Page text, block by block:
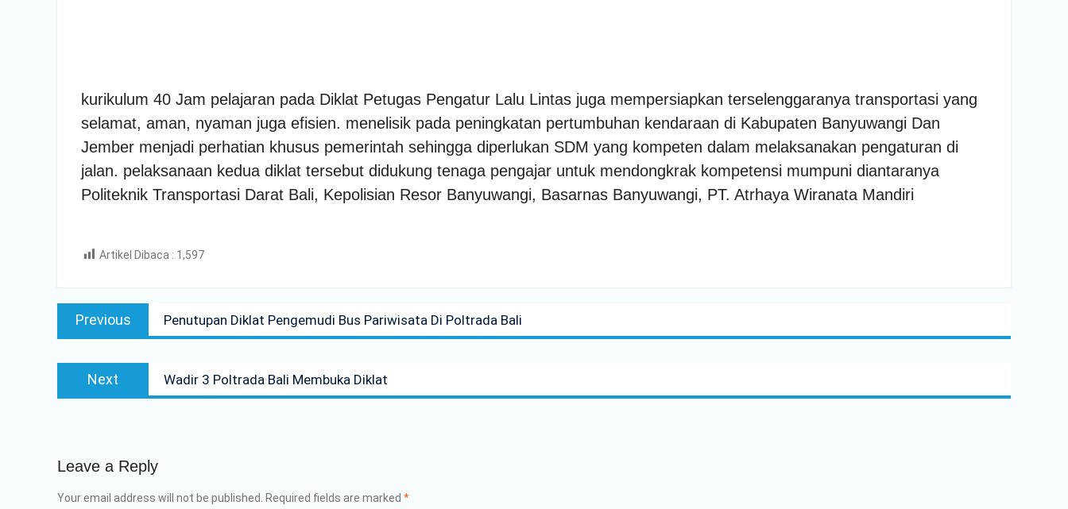
kurikulum 40 Jam pelajaran pada Diklat Petugas Pengatur Lalu Lintas juga mempersiapkan terselenggaranya transportasi yang
selamat, aman, nyaman juga efisien. menelisik pada peningkatan pertumbuhan kendaraan di Kabupaten Banyuwangi Dan
Jember menjadi perhatian khusus pemerintah sehingga diperlukan SDM yang kompeten dalam melaksanakan pengaturan di
jalan. pelaksanaan kedua diklat tersebut didukung tenaga pengajar untuk mendongkrak kompetensi mumpuni diantaranya
Politeknik Transportasi Darat Bali, Kepolisian Resor Banyuwangi, Basarnas Banyuwangi, PT. Atrhaya Wiranata Mandiri
Artikel Dibaca : 1,597
Post
navigation
Previous
post:
Penutupan Diklat Pengemudi Bus Pariwisata Di Poltrada Bali
Next
post:
Wadir 3 Poltrada Bali Membuka Diklat
Leave a Reply
Your email address will not be published. Required fields are marked *